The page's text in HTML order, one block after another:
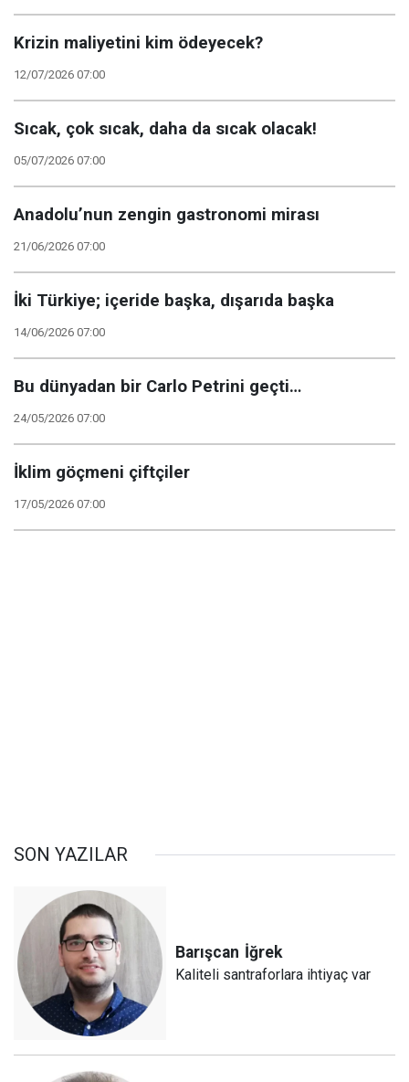
Krizin maliyetini kim ödeyecek?
12/07/2026 07:00
Sıcak, çok sıcak, daha da sıcak olacak!
05/07/2026 07:00
Anadolu’nun zengin gastronomi mirası
21/06/2026 07:00
İki Türkiye; içeride başka, dışarıda başka
14/06/2026 07:00
Bu dünyadan bir Carlo Petrini geçti…
24/05/2026 07:00
İklim göçmeni çiftçiler
17/05/2026 07:00
SON YAZILAR
Barışcan İğrek
Kaliteli santraforlara ihtiyaç var